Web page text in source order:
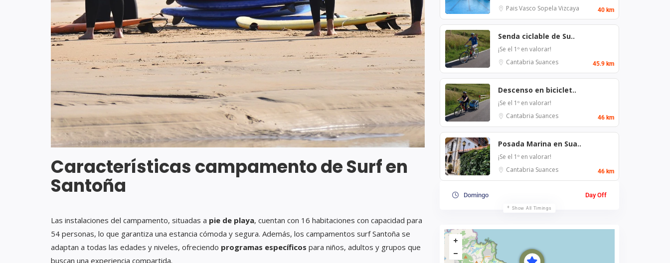
Características campamento de Surf en
Santoña
Las instalaciones del campamento, situadas a pie de playa, cuentan con 16 habitaciones con capacidad para
54 personas, lo que garantiza una estancia cómoda y segura. Además, los campamentos surf Santoña se
adaptan a todas las edades y niveles, ofreciendo programas específicos para niños, adultos y grupos que
buscan una experiencia compartida.
Pais Vasco Sopela Vizcaya 40 km
Senda ciclable de Su..
¡Se el 1º en valorar!
Cantabria Suances 45.9 km
Descenso en biciclet..
¡Se el 1º en valorar!
Cantabria Suances 46 km
Posada Marina en Sua..
¡Se el 1º en valorar!
Cantabria Suances 46 km
Domingo Day Off
Show All Timings